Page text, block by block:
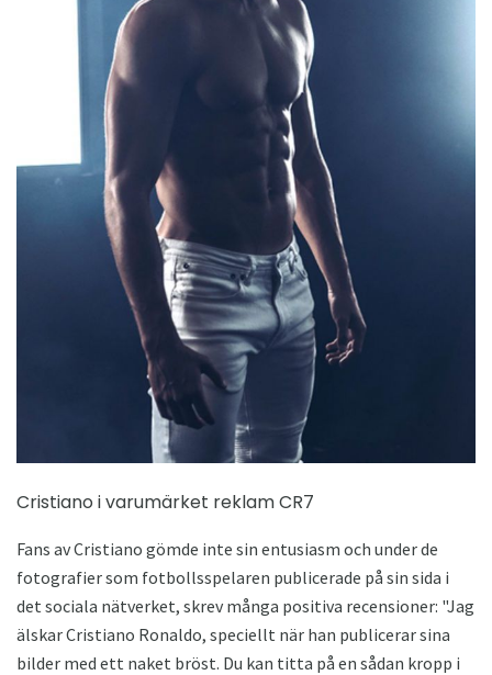
Cristiano i varumärket reklam CR7
Fans av Cristiano gömde inte sin entusiasm och under de
fotografier som fotbollsspelaren publicerade på sin sida i
det sociala nätverket, skrev många positiva recensioner: "Jag
älskar Cristiano Ronaldo, speciellt när han publicerar sina
bilder med ett naket bröst. Du kan titta på en sådan kropp i